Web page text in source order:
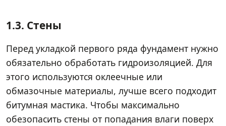
1.3. Стены
Перед укладкой первого ряда фундамент нужно
обязательно обработать гидроизоляцией. Для
этого используются оклеечные или
обмазочные материалы, лучше всего подходит
битумная мастика. Чтобы максимально
обезопасить стены от попадания влаги поверх